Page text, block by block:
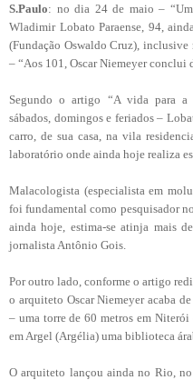
S.Paulo: no dia 24 de maio – “Um
Wladimir Lobato Paraense, 94,
(Fundação Oswaldo Cruz),
– “Aos 101, Oscar Niemeyer conclui
Segundo o artigo “A vida para a
sábados, domingos e feriados –
carro, de sua casa, na vila
laboratório onde ainda hoje realiza
Malacologista (especialista em
foi fundamental como pesquisador
ainda hoje, estima-se atinja mais
jornalista Antônio Gois.
Por outro lado, conforme o artigo
o arquiteto Oscar Niemeyer acaba
– uma torre de 60 metros em
em Argel (Argélia) uma biblioteca
O arquiteto lançou ainda no Rio,